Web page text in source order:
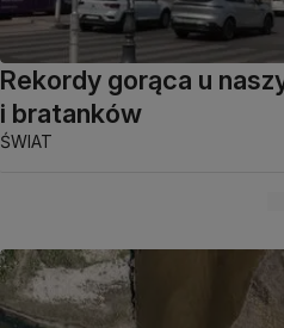
Rekordy gorąca u
i bratanków
ŚWIAT